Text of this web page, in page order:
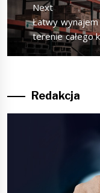
Next
Next
post:
Łatwy
terenie całego
Redakcja